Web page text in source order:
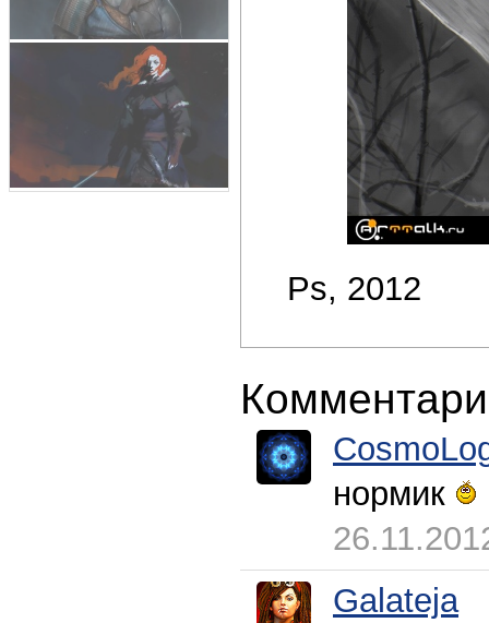
Ps, 2012
нормик
Galateja